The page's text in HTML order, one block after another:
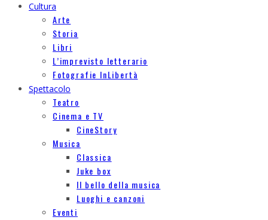
Cultura
Arte
Storia
Libri
L’imprevisto letterario
Fotografie InLibertà
Spettacolo
Teatro
Cinema e TV
CineStory
Musica
Classica
Juke box
Il bello della musica
Luoghi e canzoni
Eventi